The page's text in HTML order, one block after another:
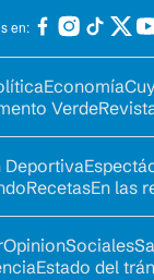
en:
Economía
Verde
Deportiva
RecetasEn las
OpinionSociales
Estado del